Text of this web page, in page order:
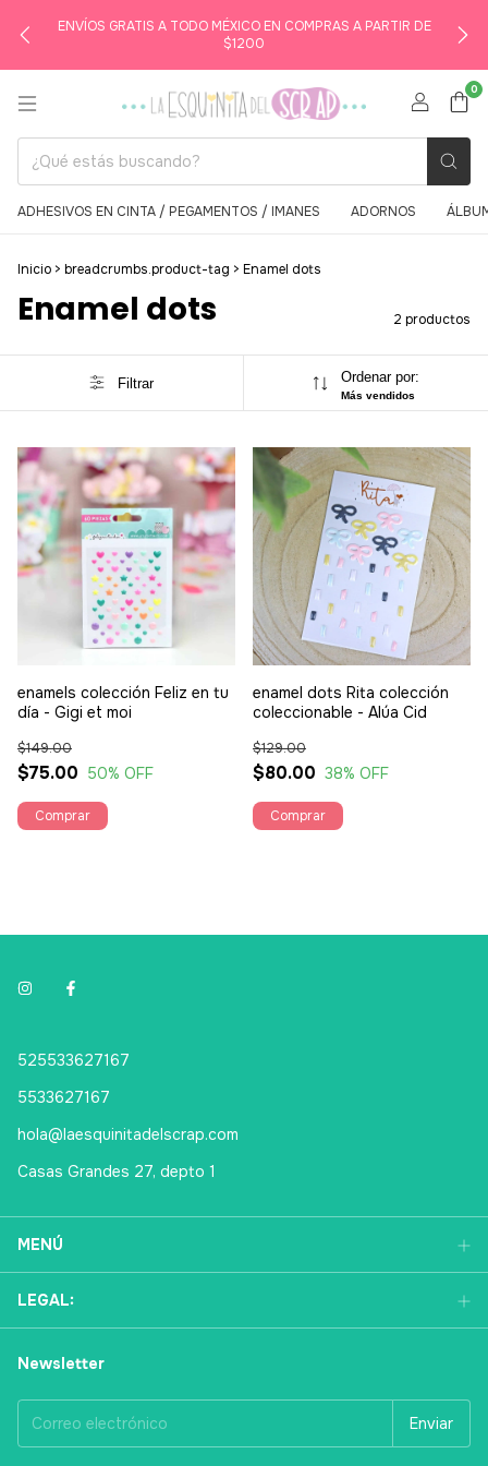
ENVÍOS GRATIS A TODO MÉXICO EN COMPRAS A PARTIR DE
$1200
0
ADHESIVOS EN CINTA / PEGAMENTOS / IMANES ADORNOS
Inicio > breadcrumbs.product-tag > Enamel dots
Enamel dots 2 productos
Filtrar Ordenar por:
Más vendidos
enamels colección Feliz en tu
día - Gigi et moi
$75.00
$149.00
50% OFF
enamel dots Rita colección
coleccionable - Alúa Cid
$80.00
$129.00
38% OFF
525533627167
5533627167
hola@laesquinitadelscrap.com
Casas Grandes 27, depto 1
MENÚ
LEGAL:
Newsletter